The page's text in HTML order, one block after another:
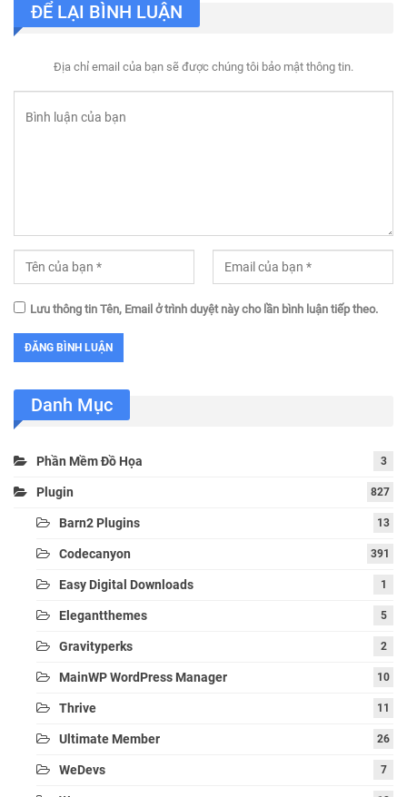
ĐỂ LẠI BÌNH LUẬN
Địa chỉ email của bạn sẽ được chúng tôi bảo mật thông tin.
Lưu thông tin Tên, Email ở trình duyệt này cho lần bình luận tiếp theo.
Danh Mục
Phần Mềm Đồ Họa 3
Plugin 827
Barn2 Plugins 13
Codecanyon 391
Easy Digital Downloads 1
Elegantthemes 5
Gravityperks 2
MainWP WordPress Manager 10
Thrive 11
Ultimate Member 26
WeDevs 7